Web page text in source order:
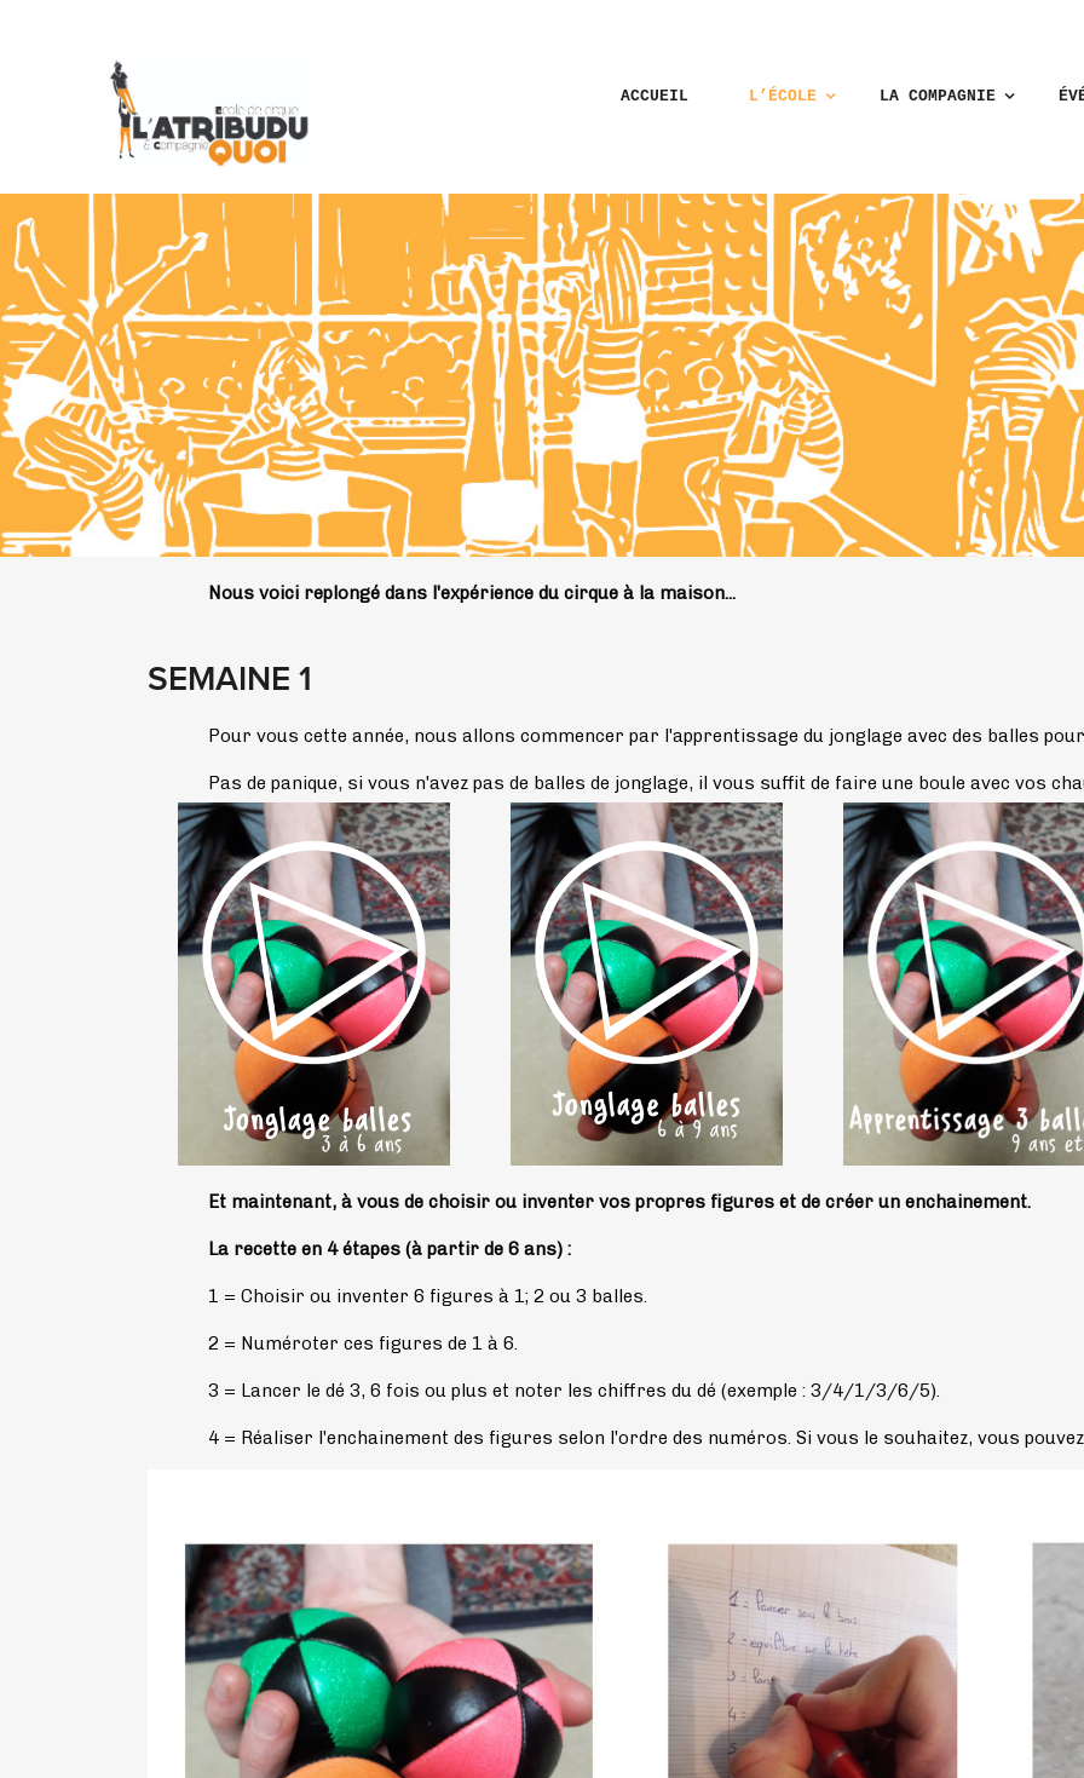
ACCUEIL L’ÉCOLE LA COMPAGNIE
Nous voici replongé dans l'expérience du cirque à la maison...
SEMAINE 1
Pour vous cette année, nous allons commencer par l'apprentissage du jonglage avec des balles
Pas de panique, si vous n'avez pas de balles de jonglage, il vous suffit de faire une boule avec vos
Et maintenant, à vous de choisir ou inventer vos propres figures et de créer un enchainement.
La recette en 4 étapes (à partir de 6 ans) :
1 = Choisir ou inventer 6 figures à 1; 2 ou 3 balles.
2 = Numéroter ces figures de 1 à 6.
3 = Lancer le dé 3, 6 fois ou plus et noter les chiffres du dé (exemple : 3/4/1/3/6/5).
4 = Réaliser l'enchainement des figures selon l'ordre des numéros. Si vous le souhaitez, vous